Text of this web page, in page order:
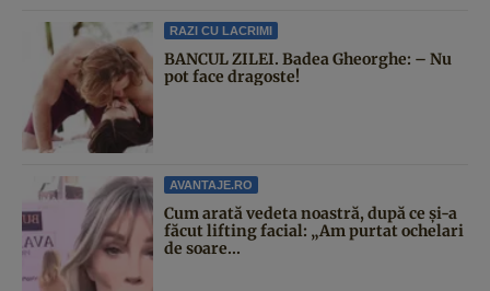
RAZI CU LACRIMI
BANCUL ZILEI. Badea Gheorghe: – Nu
pot face dragoste!
AVANTAJE.RO
Cum arată vedeta noastră, după ce și-a
făcut lifting facial: „Am purtat ochelari
de soare...